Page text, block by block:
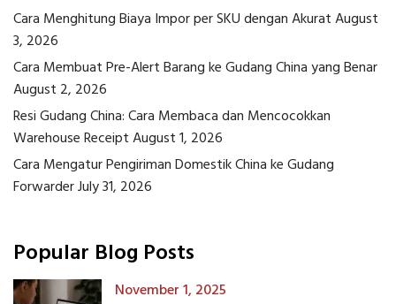
Cara Menghitung Biaya Impor per SKU dengan AkuratAugust
3, 2026
Cara Membuat Pre-Alert Barang ke Gudang China yang Benar
August 2, 2026
Resi Gudang China: Cara Membaca dan Mencocokkan
Warehouse ReceiptAugust 1, 2026
Cara Mengatur Pengiriman Domestik China ke Gudang
ForwarderJuly 31, 2026
Popular Blog Posts
November 1, 2025